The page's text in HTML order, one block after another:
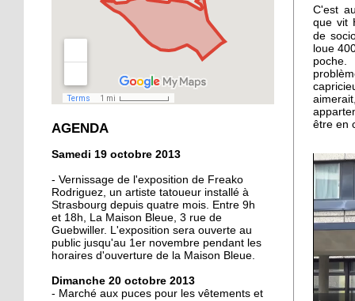
14 octobre 2013
Tapis rouge sous ciel gris
14 octobre 2013
Football : l'AS Neudorf
crée la surprise en Coupe
Christian Wahl obtient la
baguette d'or 2013
11 octobre 2013
la tête de la grande
mosquée
AGENDA
Samedi 19 octobre 2013
- Vernissage de l'exposition de Freako
Rodriguez, un artiste tatoueur installé à
Strasbourg depuis quatre mois. Entre 9h
et 18h, La Maison Bleue, 3 rue de
Guebwiller. L'exposition sera ouverte au
public jusqu'au 1er novembre pendant les
horaires d'ouverture de la Maison Bleue.
Dimanche 20 octobre 2013
- Marché aux puces pour les vêtements et
C'est
que vit
de
loue
être en